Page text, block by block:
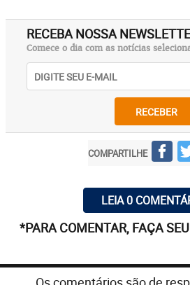
RECEBA NOSSA
Comece o dia com as notícias
RECEBER
COMPARTILHE
LEIA 0
*PARA COMENTAR, FAÇA SEU